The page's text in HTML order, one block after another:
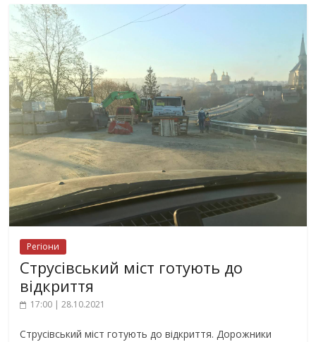
Регіони
Струсівський міст готують до
відкриття
17:00 | 28.10.2021
Струсівський міст готують до відкриття. Дорожники